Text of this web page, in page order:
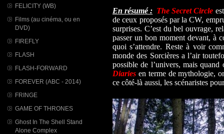
FELICITY (WB)
Films (au cinéma, ou en
DVD)
FIREFLY
FLASH
FLASH-FORWARD
FOREVER (ABC - 2014)
FRINGE
GAME OF THRONES
Ghost In The Shell Stand
Alone Complex
En résumé : The Secret Circle
de ceux proposés par la CW,
surprises. C’est du bel ouvrage,
passer un bon moment devant, à
quoi s’attendre. Reste à voir
monde des Sorcières a l’air
possible de l’univers, mais
Diaries en terme de mythologie,
ce côté-là aussi, les scénaristes